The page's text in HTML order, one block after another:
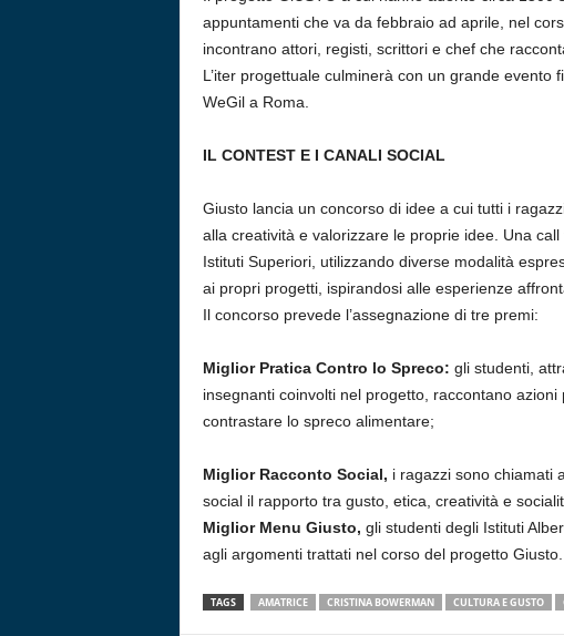
appuntamenti che va da febbraio ad aprile, nel
incontrano attori, registi, scrittori e chef che
L’iter progettuale culminerà con un grande
WeGil a Roma.
IL CONTEST E I CANALI SOCIAL
Giusto lancia un concorso di idee a cui tutti i
alla creatività e valorizzare le proprie idee. Una
Istituti Superiori, utilizzando diverse modalità
ai propri progetti, ispirandosi alle esperienze
Il concorso prevede l’assegnazione di tre premi:
Miglior Pratica Contro lo Spreco: gli studenti,
insegnanti coinvolti nel progetto, raccontano
contrastare lo spreco alimentare;
Miglior Racconto Social, i ragazzi sono chiamati
social il rapporto tra gusto, etica, creatività e
Miglior Menu Giusto, gli studenti degli Istituti
agli argomenti trattati nel corso del progetto Giusto.
TAGS AMATRICE CRISTINA BOWERMAN CULTURA E GUSTO